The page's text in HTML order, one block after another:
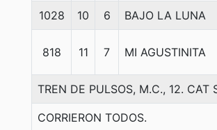
1028 10 6 BAJO LA LUNA
818 11 7 MI AGUSTINITA
TREN DE PULSOS, M.C., 12. CAT
CORRIERON TODOS.